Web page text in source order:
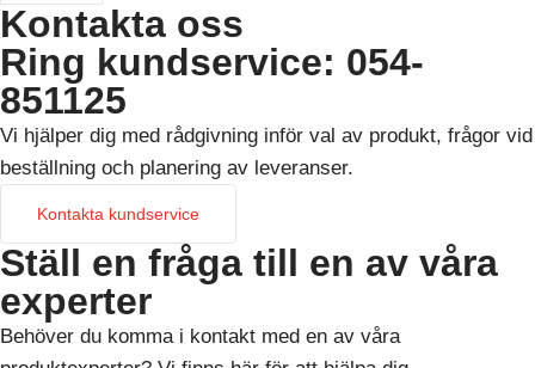
Kontakta oss
Ring kundservice: 054-
851125
Vi hjälper dig med rådgivning inför val av produkt, frågor vid
beställning och planering av leveranser.
Kontakta kundservice
Ställ en fråga till en av våra
experter
Behöver du komma i kontakt med en av våra